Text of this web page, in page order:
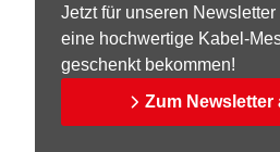
Jetzt für unseren
eine hochwertige Kabel-
geschenkt bekommen!
Zum Newsletter